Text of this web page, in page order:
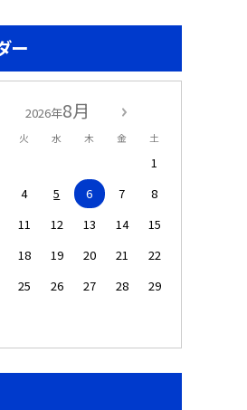
ー
2026年8月
火 水 木 金 土
1
4 5 6 7
8
11 12 13 14
15
18 19 20 21
22
25 26 27 28
29